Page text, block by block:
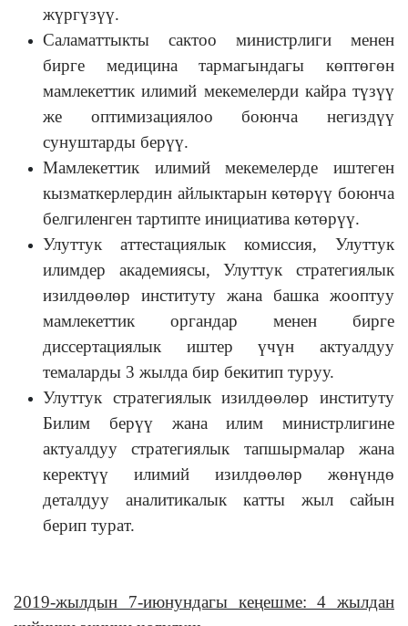
жүргүзүү.
Саламаттыкты сактоо министрлиги менен
бирге медицина тармагындагы көптөгөн
мамлекеттик илимий мекемелерди кайра түзүү
же оптимизациялоо боюнча негиздүү
сунуштарды берүү.
Мамлекеттик илимий мекемелерде иштеген
кызматкерлердин айлыктарын көтөрүү боюнча
белгиленген тартипте инициатива көтөрүү.
Улуттук аттестациялык комиссия, Улуттук
илимдер академиясы, Улуттук стратегиялык
изилдөөлөр институту жана башка жооптуу
мамлекеттик органдар менен бирге
диссертациялык иштер үчүн актуалдуу
темаларды 3 жылда бир бекитип туруу.
Улуттук стратегиялык изилдөөлөр институту
Билим берүү жана илим министрлигине
актуалдуу стратегиялык тапшырмалар жана
керектүү илимий изилдөөлөр жөнүндө
деталдуу аналитикалык катты жыл сайын
берип турат.
2019-жылдын 7-июнундагы кеңешме: 4 жылдан